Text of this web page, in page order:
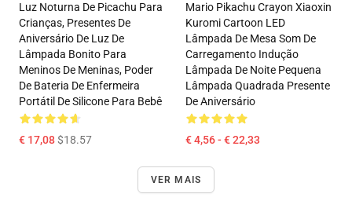
Luz Noturna De Picachu Para
Crianças, Presentes De
Aniversário De Luz De
Lâmpada Bonito Para
Meninos De Meninas, Poder
De Bateria De Enfermeira
Portátil De Silicone Para Bebê
€ 17,08$18.57
Mario Pikachu Crayon Xiaoxin
Kuromi Cartoon LED
Lâmpada De Mesa Som De
Carregamento Indução
Lâmpada De Noite Pequena
Lâmpada Quadrada Presente
De Aniversário
€ 4,56 - € 22,33
VER MAIS